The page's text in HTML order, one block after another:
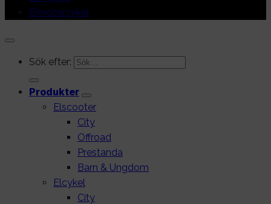
Elmotorcykel
Sök efter:
Produkter
Elscooter
City
Offroad
Prestanda
Barn & Ungdom
Elcykel
City